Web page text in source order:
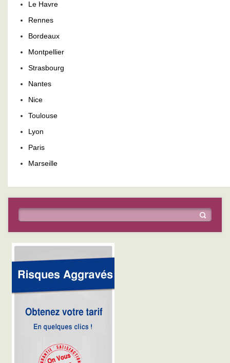
Le Havre
Rennes
Bordeaux
Montpellier
Strasbourg
Nantes
Nice
Toulouse
Lyon
Paris
Marseille